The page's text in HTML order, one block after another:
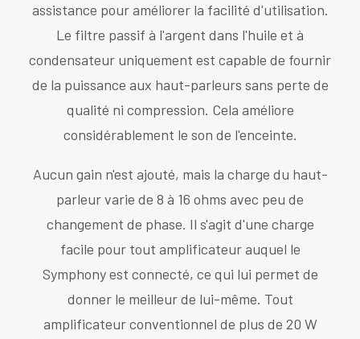
assistance pour améliorer la facilité d'utilisation.
Le filtre passif à l'argent dans l'huile et à
condensateur uniquement est capable de fournir
de la puissance aux haut-parleurs sans perte de
qualité ni compression. Cela améliore
considérablement le son de l'enceinte.
Aucun gain n'est ajouté, mais la charge du haut-
parleur varie de 8 à 16 ohms avec peu de
changement de phase. Il s'agit d'une charge
facile pour tout amplificateur auquel le
Symphony est connecté, ce qui lui permet de
donner le meilleur de lui-même. Tout
amplificateur conventionnel de plus de 20 W